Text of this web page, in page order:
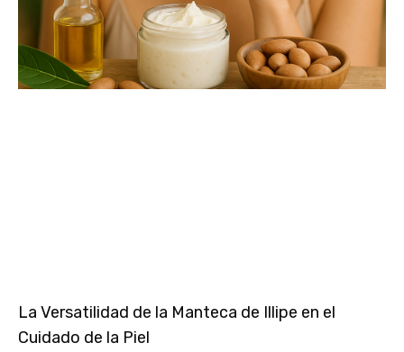
La Versatilidad de la Manteca de Illipe en el
Cuidado de la Piel